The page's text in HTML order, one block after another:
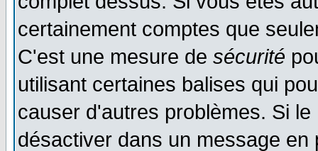
certainement comptes que
C'est une mesure de sécurité
utilisant certaines balises qui
causer d'autres problèmes. Si
désactiver dans un message